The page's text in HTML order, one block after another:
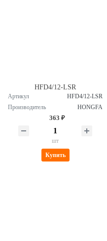
HFD4/12-LSR
Артикул
HFD4/12-LSR
Производитель
HONGFA
363 ₽
шт
Купить